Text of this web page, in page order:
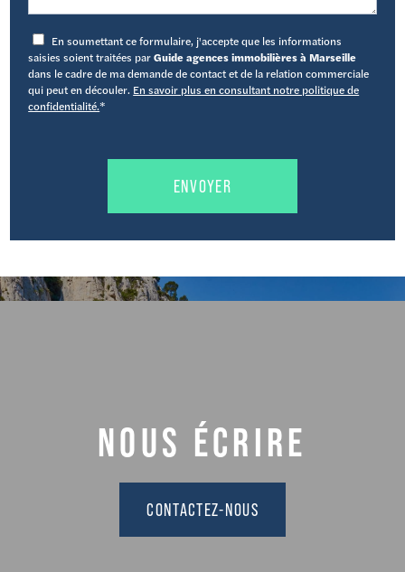
En soumettant ce formulaire, j'accepte que les informations
saisies soient traitées parGuide agences immobilières à Marseille
dans le cadre de ma demande de contact et de la relation commerciale
qui peut en découler. En savoir plus en consultant notre politique de
confidentialité.*
NOUS ÉCRIRE
CONTACTEZ-NOUS